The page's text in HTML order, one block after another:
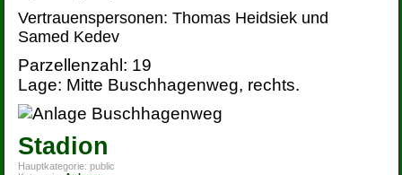
Vertrauenspersonen: Thomas Heidsiek und
Samed Kedev
Parzellenzahl: 19
Lage: Mitte Buschhagenweg, rechts.
Stadion
Hauptkategorie: public